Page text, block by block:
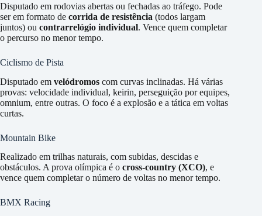
Disputado em rodovias abertas ou fechadas ao tráfego. Pode
ser em formato de corrida de resistência (todos largam
juntos) ou contrarrelógio individual. Vence quem completar
o percurso no menor tempo.
Ciclismo de Pista
Disputado em velódromos com curvas inclinadas. Há várias
provas: velocidade individual, keirin, perseguição por equipes,
omnium, entre outras. O foco é a explosão e a tática em voltas
curtas.
Mountain Bike
Realizado em trilhas naturais, com subidas, descidas e
obstáculos. A prova olímpica é o cross-country (XCO), e
vence quem completar o número de voltas no menor tempo.
BMX Racing